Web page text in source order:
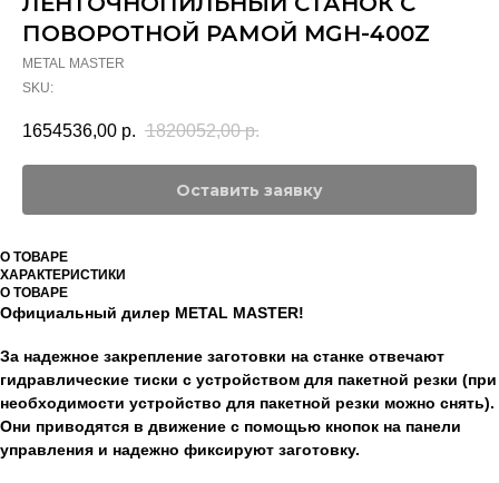
ПОВОРОТНОЙ РАМОЙ MGH-400Z
METAL MASTER
SKU:
1654536,00 р. 1820052,00 р.
Оставить заявку
О ТОВАРЕ
ХАРАКТЕРИСТИКИ
О ТОВАРЕ
Официальный дилер METAL MASTER!
За надежное закрепление заготовки на станке отвечают
гидравлические тиски c устройством для пакетной резки (при
необходимости устройство для пакетной резки можно снять).
Они приводятся в движение с помощью кнопок на панели
управления и надежно фиксируют заготовку.